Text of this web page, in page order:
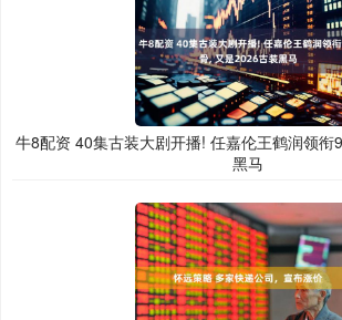
牛8配资 40集古装大剧开播! 任嘉伦王鹤润领衔
黑马